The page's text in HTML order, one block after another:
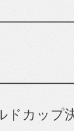
ドカップ